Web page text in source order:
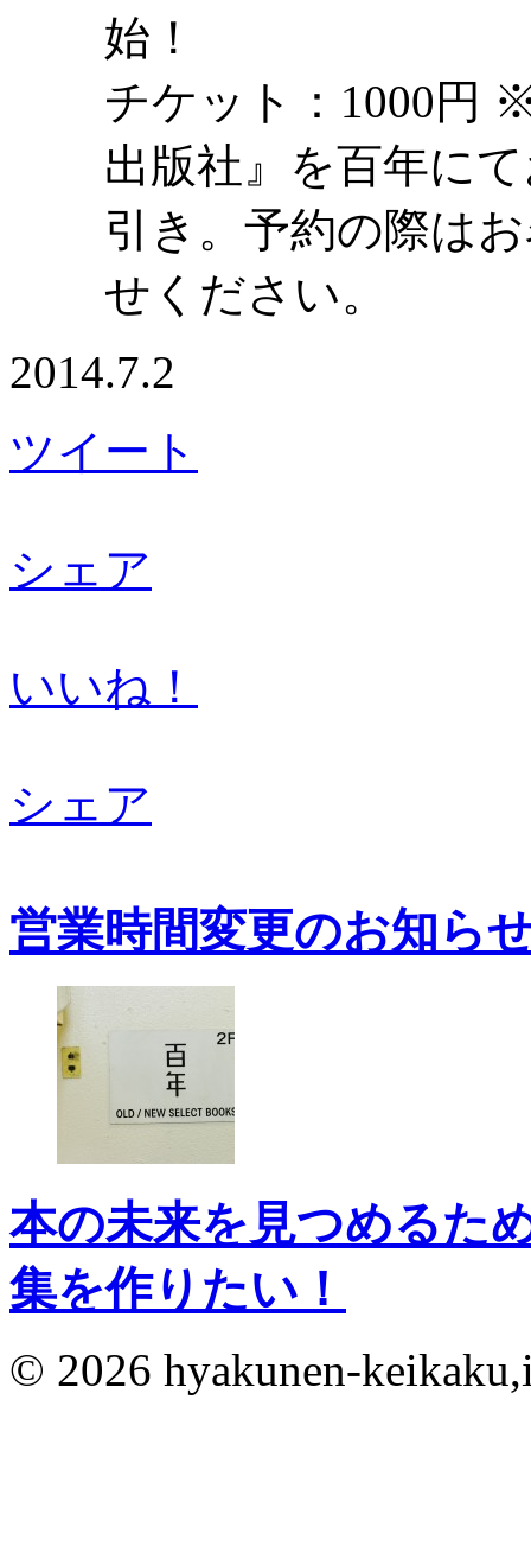
始！
チケット：1000円
出版社』を百年に
引き。予約の際は
せください。
2014.7.2
ツイート
シェア
いいね！
シェア
営業時間変更のお知ら
本の未来を見つめるた
集を作りたい！
© 2026 hyakunen-